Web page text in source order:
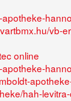
vb-
online
hah-